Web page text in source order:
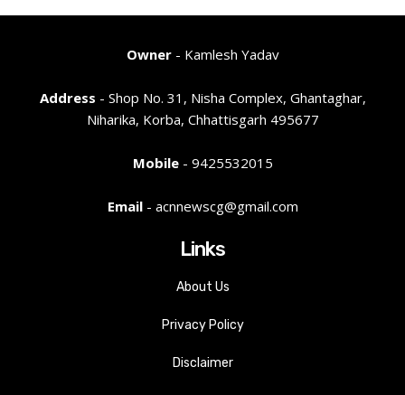
Owner- Kamlesh Yadav
Address - Shop No. 31, Nisha Complex, Ghantaghar,
Niharika, Korba, Chhattisgarh 495677
Mobile- 9425532015
Email- acnnewscg@gmail.com
Links
About Us
Privacy Policy
Disclaimer